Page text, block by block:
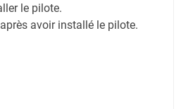
le pilote.
avoir installé le pilote.